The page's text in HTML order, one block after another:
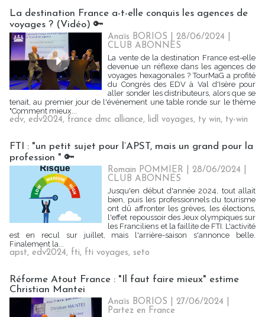
La destination France a-t-elle conquis les agences de
voyages ? (Vidéo) 🔑
Anaïs BORIOS | 28/06/2024
CLUB ABONNES
La vente de la destination France est-elle
devenue un réflexe dans les agences de
voyages hexagonales ? TourMaG a profité
du Congrès des EDV à Val d'Isère pour
aller sonder les distributeurs, alors que se
tenait, au premier jour de l'événement une table ronde sur le thème
"Comment mieux...
edv, edv2024, france dmc alliance, lidl voyages, ty win, ty-win
FTI : "un petit sujet pour l’APST, mais un grand pour la
profession " 🔑
Romain POMMIER | 28/06/2024
CLUB ABONNES
Jusqu'en début d'année 2024, tout allait
bien, puis les professionnels du tourisme
ont dû affronter les grèves, les élections,
l'effet repoussoir des Jeux olympiques sur
les Franciliens et la faillite de FTI. L'activité
est en recul sur juillet, mais l'arrière-saison s'annonce belle.
Finalement la...
apst, edv2024, fti, fti voyages, seto
Réforme Atout France : "Il faut faire mieux" estime
Christian Mantei
Anaïs BORIOS | 27/06/2024
Partez en France